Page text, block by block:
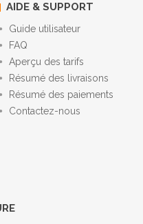
AIDE & SUPPORT
Guide utilisateur
FAQ
Aperçu des tarifs
Résumé des livraisons
Résumé des paiements
Contactez-nous